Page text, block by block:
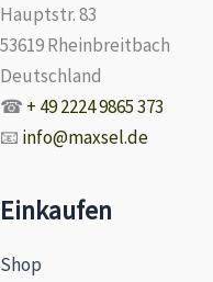
Hauptstr. 83
53619 Rheinbreitbach
Deutschland
☎ + 49 2224 9865 373
📧 info@maxsel.de
Einkaufen
Shop